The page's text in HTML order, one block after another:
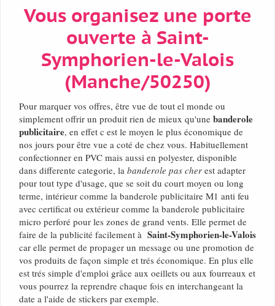
Vous organisez une porte
ouverte à Saint-
Symphorien-le-Valois
(Manche/50250)
Pour marquer vos offres, être vue de tout el monde ou
simplement offrir un produit rien de mieux qu'une banderole
publicitaire, en effet c est le moyen le plus économique de
nos jours pour être vue a coté de chez vous. Habituellement
confectionner en PVC mais aussi en polyester, disponible
dans differente categorie, la banderole pas cher est adapter
pour tout type d'usage, que se soit du court moyen ou long
terme, intérieur comme la banderole publicitaire M1 anti feu
avec certificat ou extérieur comme la banderole publicitaire
micro perforé pour les zones de grand vents. Elle permet de
faire de la publicité facilement à Saint-Symphorien-le-Valois
car elle permet de propager un message ou une promotion de
vos produits de façon simple et trés économique. En plus elle
est trés simple d'emploi grâce aux oeillets ou aux fourreaux et
vous pourrez la reprendre chaque fois en interchangeant la
date a l'aide de stickers par exemple.